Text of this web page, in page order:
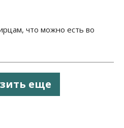
что можно есть во
еще